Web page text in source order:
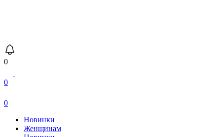
0
0
0
Новинки
Женщинам